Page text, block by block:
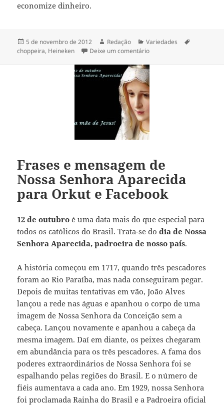
economize dinheiro.
Publicado
em
5 de novembro de 2012 Autor
Redação Categorias
Variedades
choppeira, Heineken Deixe um comentárioem Chopeira elétrica
Frases e mensagem de
Nossa Senhora Aparecida
para Orkut e Facebook
12 de outubro é uma data mais do que especial para
todos os católicos do Brasil. Trata-se dodia de Nossa
Senhora Aparecida, padroeira de nosso país.
A história começou em 1717, quando três pescadores
foram ao Rio Paraíba, mas nada conseguiram pegar.
Depois de muitas tentativas em vão, João Alves
lançou a rede nas águas e apanhou o corpo de uma
imagem de Nossa Senhora da Conceição sem a
cabeça. Lançou novamente e apanhou a cabeça da
mesma imagem. Daí em diante, os peixes chegaram
em abundância para os três pescadores. A fama dos
poderes extraordinários de Nossa Senhora foi se
espalhando pelas regiões do Brasil. E o número de
fiéis aumentava a cada ano. Em 1929, nossa Senhora
foi proclamada Rainha do Brasil e a Padroeira oficial